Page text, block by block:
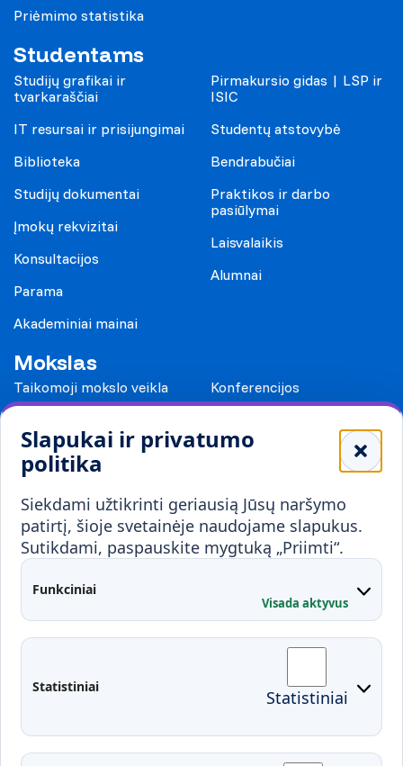
Slapukai ir privatumo
politika
Siekdami užtikrinti geriausią Jūsų naršymo
patirtį, šioje svetainėje naudojame slapukus.
Sutikdami, paspauskite mygtuką „Priimti“.
Funkciniai
Visada aktyvus
Statistiniai Statistiniai
Priėmimo statistika
Studentams
Studijų grafikai ir
tvarkaraščiai
IT resursai ir prisijungimai
Biblioteka
Studijų dokumentai
Įmokų rekvizitai
Konsultacijos
Parama
Akademiniai mainai
Pirmakursio gidas | LSP ir
ISIC
Studentų atstovybė
Bendrabučiai
Praktikos ir darbo
pasiūlymai
Laisvalaikis
Alumnai
Mokslas
Taikomoji mokslo veikla
Konferencijos
Mokykloms
Visuomenei ir verslui
Mokymai ir konsultavimas
Partnerystės
Karjera
Kontaktai
Administracija
Fakultetai
Studentų atstovybė
Moodle
EDINA